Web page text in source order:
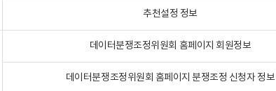
추천설정 정보
데이터분쟁조정위원회 홈페이지 회원정보
데이터분쟁조정위원회 홈페이지 분쟁조정 신청자 정보